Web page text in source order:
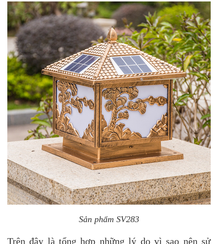
Sản phẩm SV283
Trên đây là tổng hợp những lý do vì sao nên sử